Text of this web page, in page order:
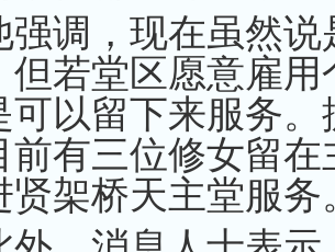
，现在虽然说
但若堂区愿意雇用
可以留下来服务。
前有三位修女留在
贤架桥天主堂服务